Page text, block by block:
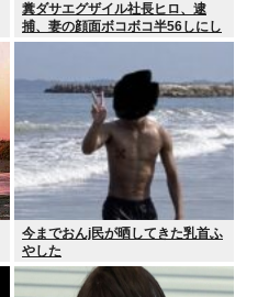
糞ダサエグザイル社長ヒロ、逮
捕、妻の顔面ボコボコ半56しにし
た。
今までおんj民が晒してきた乳首ふ
やした